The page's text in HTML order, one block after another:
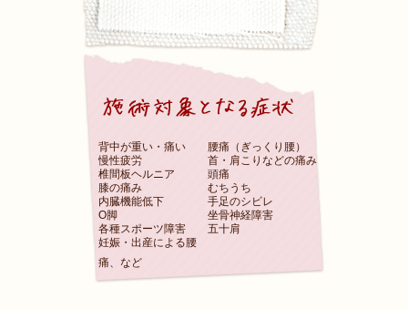
背中が重い・痛い
腰痛（ぎっくり腰）
慢性疲労
首・肩こりなどの痛み
椎間板ヘルニア
頭痛
膝の痛み
むちうち
内臓機能低下
手足のシビレ
O脚
坐骨神経障害
各種スポーツ障害
五十肩
妊娠・出産による腰
痛、など